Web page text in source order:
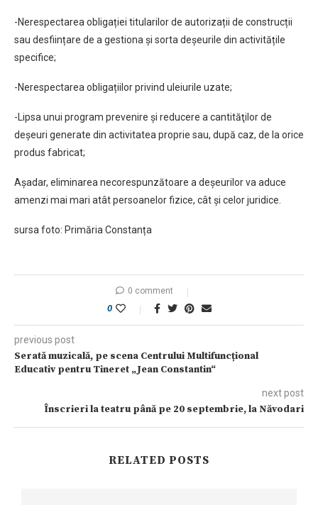
-Nerespectarea obligației titularilor de autorizații de construcții
sau desființare de a gestiona și sorta deșeurile din activitățile
specifice;
-Nerespectarea obligațiilor privind uleiurile uzate;
-Lipsa unui program prevenire şi reducere a cantităţilor de
deşeuri generate din activitatea proprie sau, după caz, de la orice
produs fabricat;
Așadar, eliminarea necorespunzătoare a deșeurilor va aduce
amenzi mai mari atât persoanelor fizice, cât și celor juridice.
sursa foto: Primăria Constanța
0 comment
0
previous post
Serată muzicală, pe scena Centrului Multifuncțional
Educativ pentru Tineret „Jean Constantin“
next post
Înscrieri la teatru până pe 20 septembrie, la Năvodari
RELATED POSTS